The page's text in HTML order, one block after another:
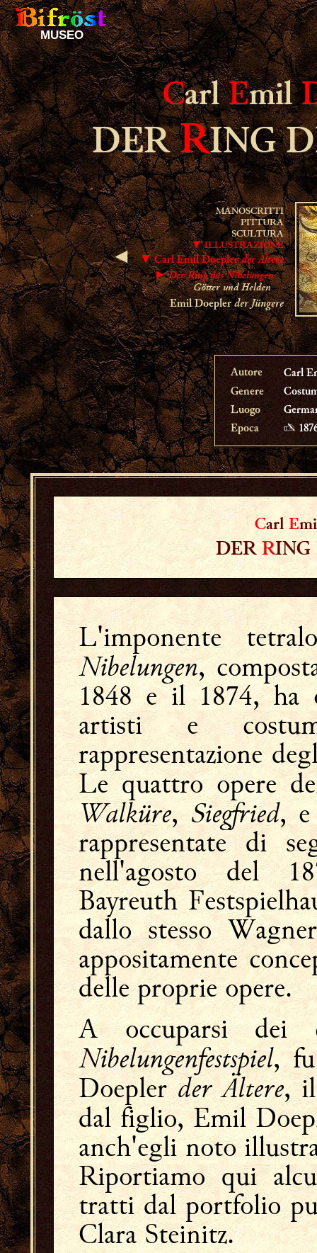
MUSEO
CarlEmil
DERRING
◄
MANOSCRITTI
PITTURA
SCULTURA
▼ ILLUSTRAZIONE
▼ Carl Emil Doeplerder Ältere
► Der Ring das Nibelungen
Götter und Helden
Emil Doepler der Jüngere
Autore
Carl
Genere
Luogo
Epoca
✍
Carl E
DERRING
L'imponente
Nibelungen,
1848 e il 1874, ha
artisti e
rappresentazione
Le quattro opere
Walküre, Siegfried, e
rappresentate di
nell'agosto del
Bayreuth
dallo stesso
appositamente
delle proprie opere.
A occuparsi dei
Nibelungenfestspiel,
Doeplerder Ältere, il
dal figlio, Emil
anch'egli noto
Riportiamo qui
tratti dal portfolio
Clara Steinitz.